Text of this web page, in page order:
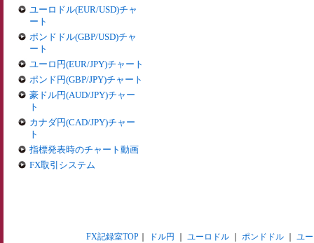
ユーロドル(EUR/USD)チャ
ート
ポンドドル(GBP/USD)チャ
ート
ユーロ円(EUR/JPY)チャート
ポンド円(GBP/JPY)チャート
豪ドル円(AUD/JPY)チャー
ト
カナダ円(CAD/JPY)チャー
ト
指標発表時のチャート動画
FX取引システム
FX記録室TOP｜ ドル円 ユーロドル｜ ポンドドル｜ ユ